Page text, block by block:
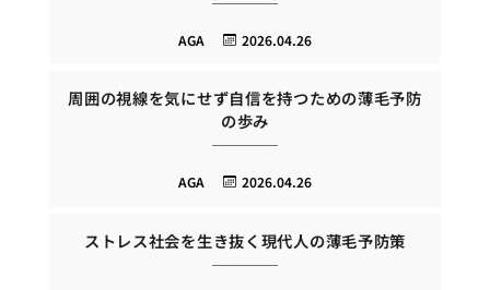
2026.04.26
AGA
周囲の視線を気にせず自信を持つための薄毛予防
の歩み
2026.04.26
AGA
ストレス社会を生き抜く現代人の薄毛予防策